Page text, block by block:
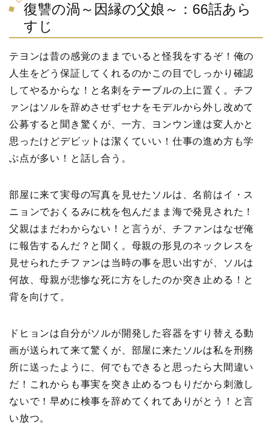
復讐の渦～因縁の父娘～：66話あら
すじ
テヨンは昔の感覚のままでいると怪我をするぞ！俺の
人生をどう保証してくれるのかこの目でしっかり確認
してやるからな！と名刺をテーブルの上に置く。チフ
ァンはソルを辞めさせずセナをモデルから外し改めて
公募すると聞き驚くが、一方、ヨンウン達は変人かと
思ったけどデビットは潔くていい！仕事の進め方も学
ぶ点が多い！と話し合う。
部屋に来て実母の写真を見せたソルは、名前はイ・ス
ニョンでおくるみに枕を包んだまま海で発見された！
父親はまだわからない！と言うが、チファンはなぜ俺
に報告するんだ？と聞く。母親の形見のネックレスを
見せられたチファンは当時の事を思い出すが、ソルは
何故、母親が悲惨な死に方をしたのか突き止める！と
背を向けて。
ドヒョンは自分がソルが開発した容器をすり替える動
画が送られて来て驚くが、部屋に来たソルは私を刑務
所に送ったように、何でもできると思ったら大間違い
だ！これからも事実を突き止めるつもりだから刺激し
ないで！早めに検事を辞めてくれてありがとう！と言
い放つ。